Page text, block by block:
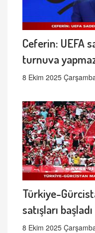
Ceferin: UEFA
turnuva
8 Ekim 2025
Türkiye-
satışları başladı
8 Ekim 2025